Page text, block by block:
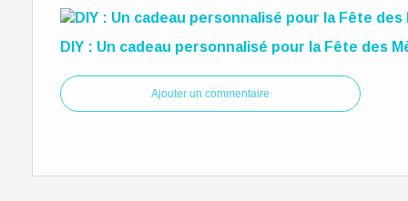
DIY : Un cadeau personnalisé pour la Fête des
Ajouter un commentaire